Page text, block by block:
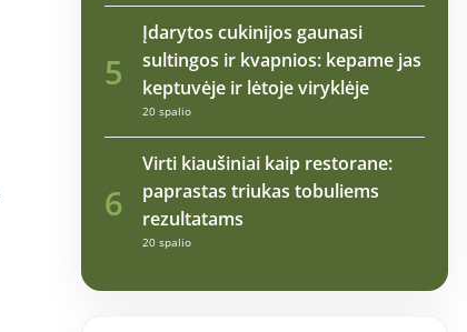
5
Įdarytos cukinijos gaunasi
sultingos ir kvapnios: kepame jas
keptuvėje ir lėtoje viryklėje
20 spalio
6
Virti kiaušiniai kaip restorane:
paprastas triukas tobuliems
rezultatams
20 spalio